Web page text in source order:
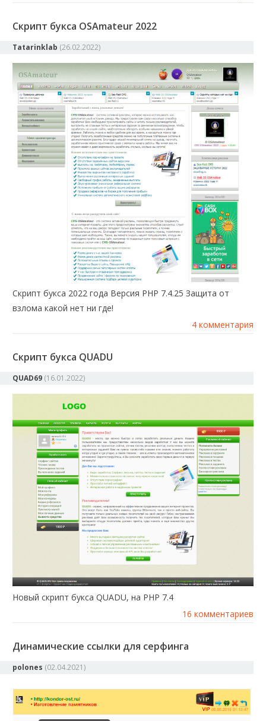
Скрипт букса OSAmateur 2022
Tatarinklab (26.02.2022)
Скрипт букса 2022 года Версия PHP 7.4.25 Защита от
взлома какой нет ни где!
4 комментария
Скрипт букса QUADU
QUAD69 (16.01.2022)
Новый скрипт букса QUADU, на PHP 7.4
16 комментариев
Динамические ссылки для серфинга
polones (02.04.2021)